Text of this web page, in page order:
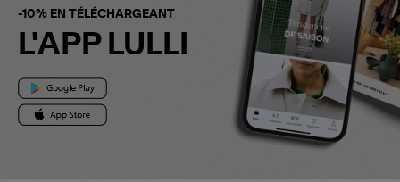
-10% EN TÉLÉCHARGEANT
L'APP LULLI